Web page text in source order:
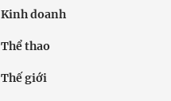
Kinh doanh
Thể thao
Thế giới